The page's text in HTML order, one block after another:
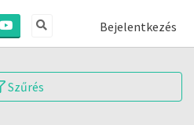
Bejelentkezés
Szűrés